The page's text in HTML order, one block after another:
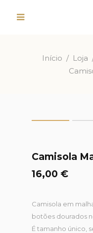
Início / Loja
Camisola
16,00 €
Camisola em
botões dourados
É tamanho único,